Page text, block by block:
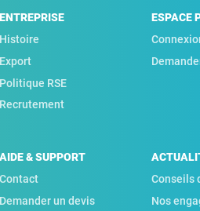
ENTREPRISE
Histoire
Export
Politique RSE
Recrutement
ESPACE
AIDE & SUPPORT
Contact
Demander un devis
Conseils
Nos